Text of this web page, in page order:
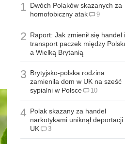
1 Dwóch Polaków skazanych za
homofobiczny atak
9
2 Raport: Jak zmienił się handel i
transport paczek między
a Wielką Brytanią
3 Brytyjsko-polska rodzina
zamieniła dom w UK na sześć
sypialni w Polsce
10
4 Polak skazany za handel
narkotykami uniknął deportacji
UK
3